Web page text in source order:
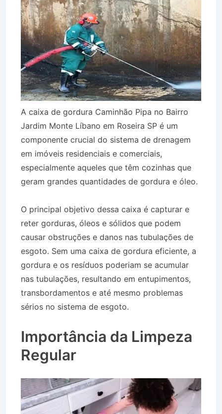
A caixa de gordura Caminhão Pipa no Bairro
Jardim Monte Líbano em Roseira SP é um
componente crucial do sistema de drenagem
em imóveis residenciais e comerciais,
especialmente aqueles que têm cozinhas que
geram grandes quantidades de gordura e óleo.
O principal objetivo dessa caixa é capturar e
reter gorduras, óleos e sólidos que podem
causar obstruções e danos nas tubulações de
esgoto. Sem uma caixa de gordura eficiente, a
gordura e os resíduos poderiam se acumular
nas tubulações, resultando em entupimentos,
transbordamentos e até mesmo problemas
sérios no sistema de esgoto.
Importância da Limpeza
Regular